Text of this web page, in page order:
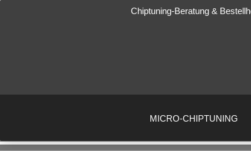
Chiptuning-Beratung &
MICRO-CHIPTUNING